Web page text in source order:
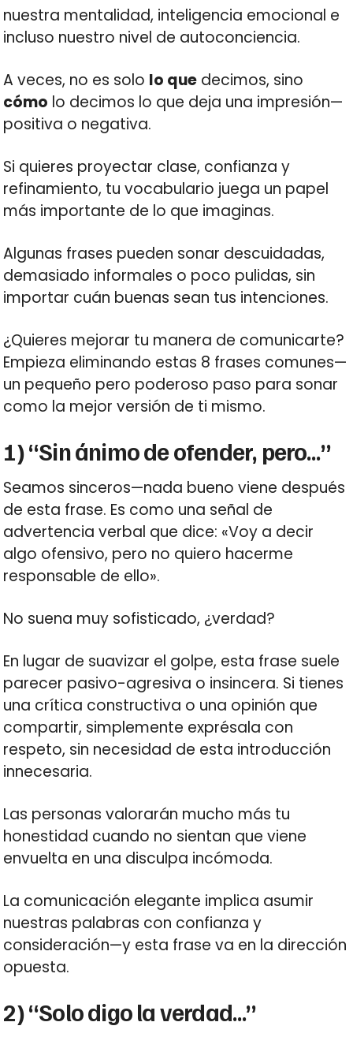
nuestra mentalidad, inteligencia emocional e
incluso nuestro nivel de autoconciencia.
A veces, no es solo lo que decimos, sino
cómo lo decimos lo que deja una impresión—
positiva o negativa.
Si quieres proyectar clase, confianza y
refinamiento, tu vocabulario juega un papel
más importante de lo que imaginas.
Algunas frases pueden sonar descuidadas,
demasiado informales o poco pulidas, sin
importar cuán buenas sean tus intenciones.
¿Quieres mejorar tu manera de comunicarte?
Empieza eliminando estas 8 frases comunes—
un pequeño pero poderoso paso para sonar
como la mejor versión de ti mismo.
1) “Sin ánimo de ofender, pero…”
Seamos sinceros—nada bueno viene después
de esta frase. Es como una señal de
advertencia verbal que dice: «Voy a decir
algo ofensivo, pero no quiero hacerme
responsable de ello».
No suena muy sofisticado, ¿verdad?
En lugar de suavizar el golpe, esta frase suele
parecer pasivo-agresiva o insincera. Si tienes
una crítica constructiva o una opinión que
compartir, simplemente exprésala con
respeto, sin necesidad de esta introducción
innecesaria.
Las personas valorarán mucho más tu
honestidad cuando no sientan que viene
envuelta en una disculpa incómoda.
La comunicación elegante implica asumir
nuestras palabras con confianza y
consideración—y esta frase va en la dirección
opuesta.
2) “Solo digo la verdad…”